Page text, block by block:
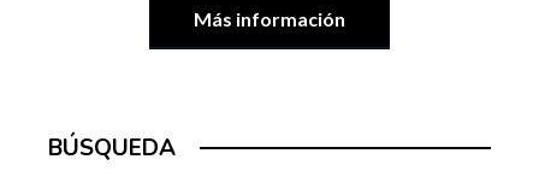
Más información
BÚSQUEDA